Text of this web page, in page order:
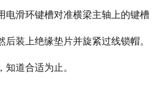
联系我们
电滑环键槽对准横梁主轴上的键槽
后装上绝缘垫片并旋紧过线锁帽。
道合适为止。